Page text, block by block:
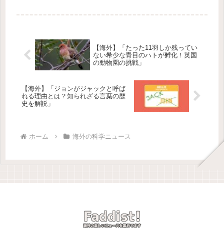
【海外】「たった11羽しか残ってい
ない希少な青目のハトが孵化！英国
の動物園の挑戦」
【海外】「ジョンがジャックと呼ば
れる理由とは？知られざる言葉の歴
史を解説」
ホーム 海外の科学ニュース